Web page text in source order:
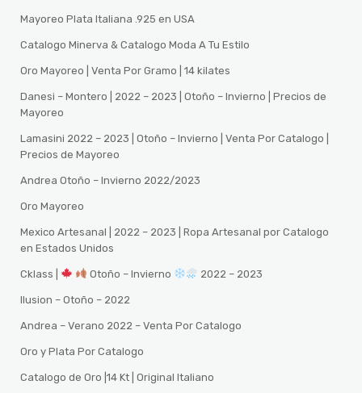
Mayoreo Plata Italiana .925 en USA
Catalogo Minerva & Catalogo Moda A Tu Estilo
Oro Mayoreo | Venta Por Gramo | 14 kilates
Danesi – Montero | 2022 – 2023 | Otoño – Invierno | Precios de
Mayoreo
Lamasini 2022 – 2023 | Otoño – Invierno | Venta Por Catalogo |
Precios de Mayoreo
Andrea Otoño – Invierno 2022/2023
Oro Mayoreo
Mexico Artesanal | 2022 – 2023 | Ropa Artesanal por Catalogo
en Estados Unidos
Cklass | Otoño – Invierno 2022 – 2023
Ilusion – Otoño – 2022
Andrea – Verano 2022 – Venta Por Catalogo
Oro y Plata Por Catalogo
Catalogo de Oro |14 Kt | Original Italiano